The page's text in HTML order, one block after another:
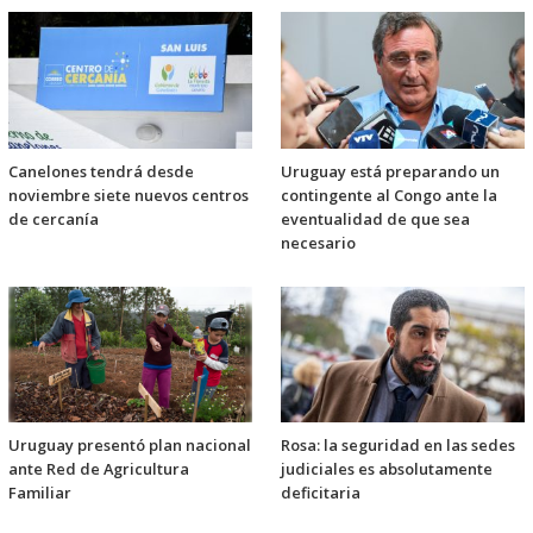
Canelones tendrá desde
noviembre siete nuevos centros
de cercanía
Uruguay está preparando un
contingente al Congo ante la
eventualidad de que sea
necesario
Uruguay presentó plan nacional
ante Red de Agricultura
Familiar
Rosa: la seguridad en las sedes
judiciales es absolutamente
deficitaria